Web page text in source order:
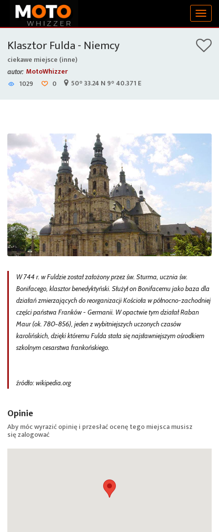
Klasztor Fulda - Niemcy
ciekawe miejsce (inne)
autor: MotoWhizzer
1029
0 50° 33.24 N 9° 40.371 E
W 744 r. w Fuldzie został założony przez św. Sturma, ucznia św.
Bonifacego, klasztor benedyktyński. Służył on Bonifacemu jako baza dla
działań zmierzających do reorganizacji Kościoła w północno-zachodniej
części państwa Franków - Germanii. W opactwie tym działał Raban
Maur (ok. 780−856), jeden z wybitniejszych uczonych czasów
karolińskich, dzięki któremu Fulda stała się najsławniejszym ośrodkiem
szkolnym cesarstwa frankońskiego.
źródło: wikipedia.org
Opinie
Aby móc wyrazić opinię i przesłać ocenę tego miejsca musisz
sięzalogować